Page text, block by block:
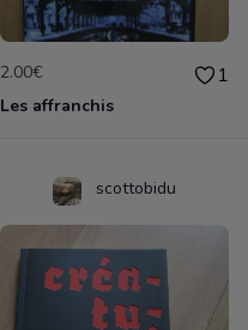
2.00€ 1
Les affranchis
scottobidu